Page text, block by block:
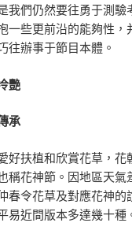
我們仍然要往勇于測驗
一些更前沿的能夠性，
往辦事于節目本體。
艷
承
好扶植和欣賞花草，花
稱花神節。因地區天氣
春令花草及對應花神的
易近間版本多達幾十種